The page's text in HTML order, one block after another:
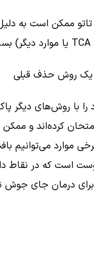
ممکن است به
TCA یا موارد دیگر)
را با روش‌های دیگر
کرده‌اند و
موارد می‌توانیم
است که در نقاط
درمان جای جوش